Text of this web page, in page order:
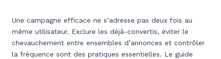
Une campagne efficace ne s’adresse pas deux fois au
même utilisateur. Exclure les déjà-convertis, éviter le
chevauchement entre ensembles d’annonces et contrôler
la fréquence sont des pratiques essentielles. Le guide